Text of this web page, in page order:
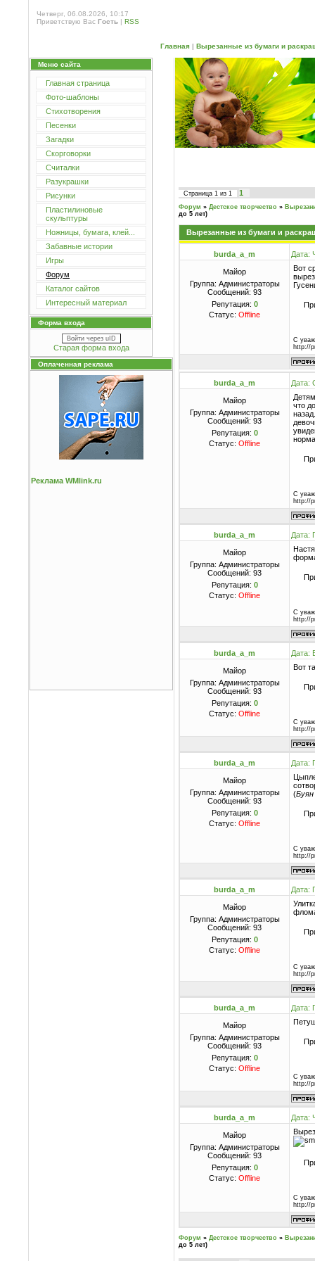
Четверг, 06.08.2026, 10:17
Приветствую Вас Гость | RSS
Главная | Вырезанные из бумаги и
Меню сайта
Главная страница
Фото-шаблоны
Стихотворения
Песенки
Загадки
Скорговорки
Считалки
Разукрашки
Рисунки
Пластилиновые
скульптуры
Ножницы, бумага, клей...
Забавные истории
Игры
Форум
Каталог сайтов
Интересный материал
Форма входа
Войти через uID
Старая форма входа
Оплаченная реклама
Реклама WMlink.ru
Страница 1 из 1 1
Форум » Дестское творчество »
до 5 лет)
Вырезанные из бумаги и
burda_a_m Дата:
Майор
Группа: Администраторы
Сообщений: 93
Репутация: 0
Статус: Offline
Вот
С
http://
burda_a_m Дата:
Майор
Группа: Администраторы
Сообщений: 93
Репутация: 0
Статус: Offline
что
С
http://
burda_a_m Дата:
Майор
Группа: Администраторы
Сообщений: 93
Репутация: 0
Статус: Offline
С
http://
burda_a_m Дата:
Майор
Группа: Администраторы
Сообщений: 93
Репутация: 0
Статус: Offline
Вот
С
http://
burda_a_m Дата:
Майор
Группа: Администраторы
Сообщений: 93
Репутация: 0
Статус: Offline
(
С
http://
burda_a_m Дата:
Майор
Группа: Администраторы
Сообщений: 93
Репутация: 0
Статус: Offline
С
http://
burda_a_m Дата:
Майор
Группа: Администраторы
Сообщений: 93
Репутация: 0
Статус: Offline
С
http://
burda_a_m Дата:
Майор
Группа: Администраторы
Сообщений: 93
Репутация: 0
Статус: Offline
С
http://
Форум » Дестское творчество »
до 5 лет)